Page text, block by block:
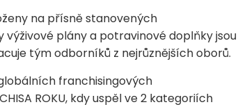
na přísně stanovených
plány a potravinové doplňky jsou
tým odborníků z nejrůznějších oborů.
franchisingových
ROKU, kdy uspěl ve 2 kategoriích